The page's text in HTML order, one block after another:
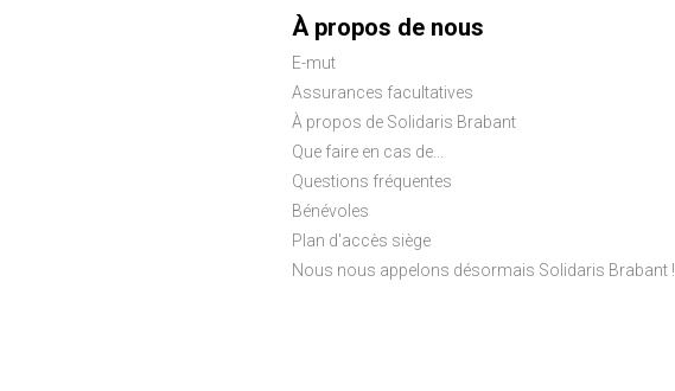
Menu
Pied
de
page
À propos de nous
E-mut
Assurances facultatives
À propos de Solidaris Brabant
Que faire en cas de...
Questions fréquentes
Bénévoles
Plan d'accès siège
Nous nous appelons désormais Solidaris Brabant !